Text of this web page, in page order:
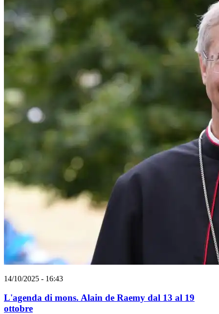
14/10/2025 - 16:43
L'agenda di mons. Alain de Raemy dal 13 al 19
ottobre